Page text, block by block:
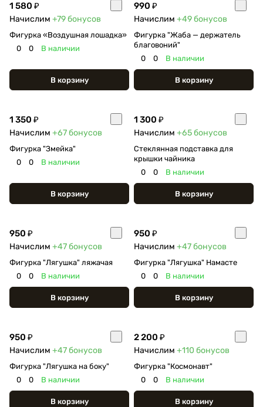
1 580 ₽
Начислим +79бонусов
Фигурка «Воздушная лошадка»
0
0 В наличии
В корзину
990 ₽
Начислим +49бонусов
Фигурка "Жаба — держатель
благовоний"
0
0 В наличии
В корзину
1 350 ₽
Начислим +67бонусов
Фигурка "Змейка"
0
0 В наличии
В корзину
1 300 ₽
Начислим +65бонусов
Стеклянная подставка для
крышки чайника
0
0 В наличии
В корзину
950 ₽
Начислим +47бонусов
Фигурка "Лягушка" ляжачая
0
0 В наличии
В корзину
950 ₽
Начислим +47бонусов
Фигурка "Лягушка" Намасте
0
0 В наличии
В корзину
950 ₽
Начислим +47бонусов
Фигурка "Лягушка на боку"
0
0 В наличии
В корзину
2 200 ₽
Начислим +110 бонусов
Фигурка "Космонавт"
0
0 В наличии
В корзину